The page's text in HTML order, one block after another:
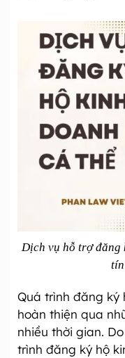
Dịch vụ hỗ trợ đăng
Quá trình đăng ký
hoàn thiện qua
nhiều thời gian.
trình đăng ký hộ